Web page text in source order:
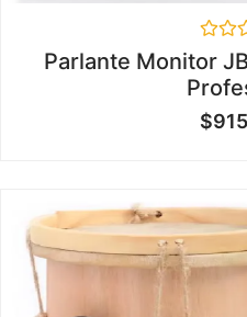
en
0
de
5
Parlante Monitor
$